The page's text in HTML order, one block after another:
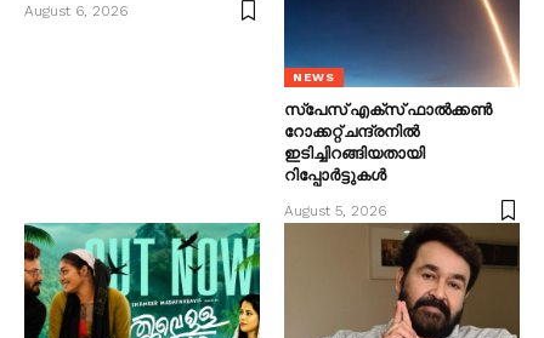
August 6, 2026
NEWS
സ്പേസ് എക്സ് ഫാൽക്കൺ
റോക്കറ്റ് ചന്ദ്രനിൽ
ഇടിച്ചിറങ്ങിയതായി
റിപ്പോർട്ടുകൾ
August 5, 2026